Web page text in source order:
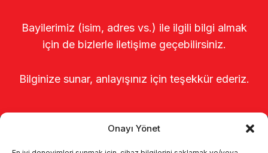
Onayı Yönet
Bayilerimiz (isim, adres vs.) ile ilgili bilgi almak
için de bizlerle iletişime geçebilirsiniz.
Bilginize sunar, anlayışınız için teşekkür ederiz.